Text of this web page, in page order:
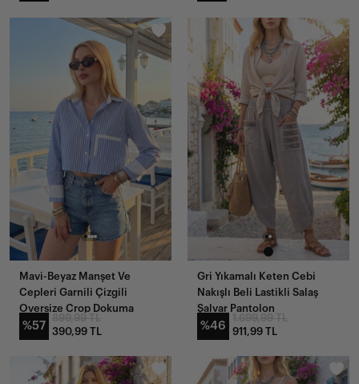
Mavi-Beyaz Manşet Ve
Cepleri Garnili Çizgili
Oversize Crop Dokuma
Gömlek
%57
390,99 TL
Gri Yıkamalı Keten Cebi
Nakışlı Beli Lastikli Salaş
Şalvar Pantolon
%46
911,99 TL